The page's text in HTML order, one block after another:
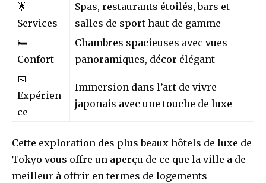
🌟
Services
Spas, restaurants étoilés, bars et
salles de sport haut de gamme
🛏️
Confort
Chambres spacieuses avec vues
panoramiques, décor élégant
📅
Expérien
ce
Immersion dans l’art de vivre
japonais avec une touche de luxe
Cette exploration des plus beaux hôtels de luxe de
Tokyo vous offre un aperçu de ce que la ville a de
meilleur à offrir en termes de logements